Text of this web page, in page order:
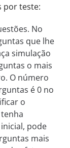
por teste:
No
que lhe
simulação
o mais
O número
é 0 no
o
pode
mais